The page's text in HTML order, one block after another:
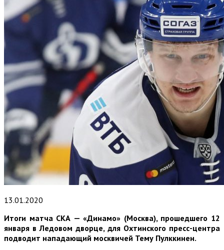
13.01.2020
Итоги матча СКА — «Динамо» (Москва), прошедшего 12
января в Ледовом дворце, для Охтинского пресс-центра
подводит нападающий москвичей Тему Пулккинен.